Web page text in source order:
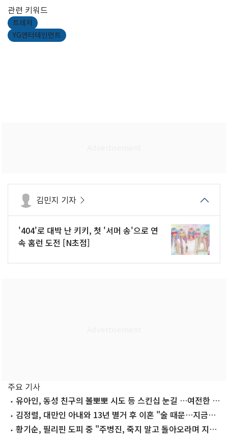
관련 키워드
트레저
YG엔터테인먼트
김민지 기자
'404'로 대박 난 키키, 첫 '서머 송'으로 연
속 홈런 도전 [N초점]
주요 기사
유아인, 동성 친구의 볼뽀뽀 시도 등 스킨십 눈길 …여전한 비
주얼김정렬, 대만인 아내와 13년 별거 후 이혼 "술 때문…지금은
끊어"
황기순, 필리핀 도피 중 "주병진, 죽지 말고 돌아오라며 지